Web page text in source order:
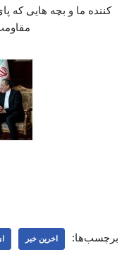
کننده ما و بچه هایی که
برچسب‌ها: اخرین خبر